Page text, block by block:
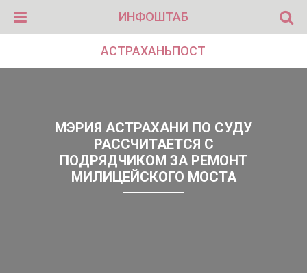
ИНФОШТАБ
АСТРАХАНЬПОСТ
МЭРИЯ АСТРАХАНИ ПО СУДУ
РАССЧИТАЕТСЯ С
ПОДРЯДЧИКОМ ЗА РЕМОНТ
МИЛИЦЕЙСКОГО МОСТА